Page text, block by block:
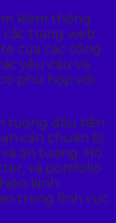
kiếm thông
trang web
của các công
yêu cầu và
phù hợp với
tượng đầu tiên
cần chuẩn bị
ấn tượng. Hồ
và portfolio
kinh
trong lĩnh vực